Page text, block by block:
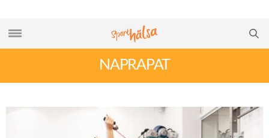
NAPRAPAT